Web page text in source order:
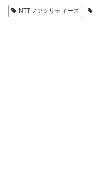
NTTファシリティーズ